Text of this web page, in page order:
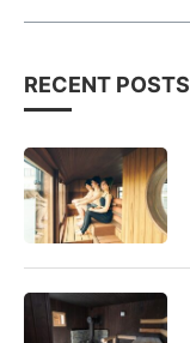
RECENT POSTS